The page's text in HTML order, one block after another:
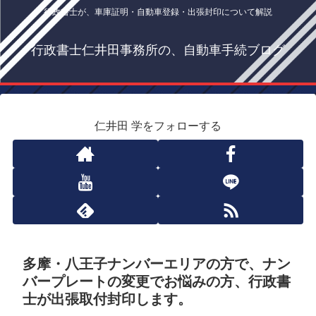
行政書士が、車庫証明・自動車登録・出張封印について解説
行政書士仁井田事務所の、自動車手続ブログ
仁井田 学をフォローする
多摩・八王子ナンバーエリアの方で、ナン
バープレートの変更でお悩みの方、行政書
士が出張取付封印します。